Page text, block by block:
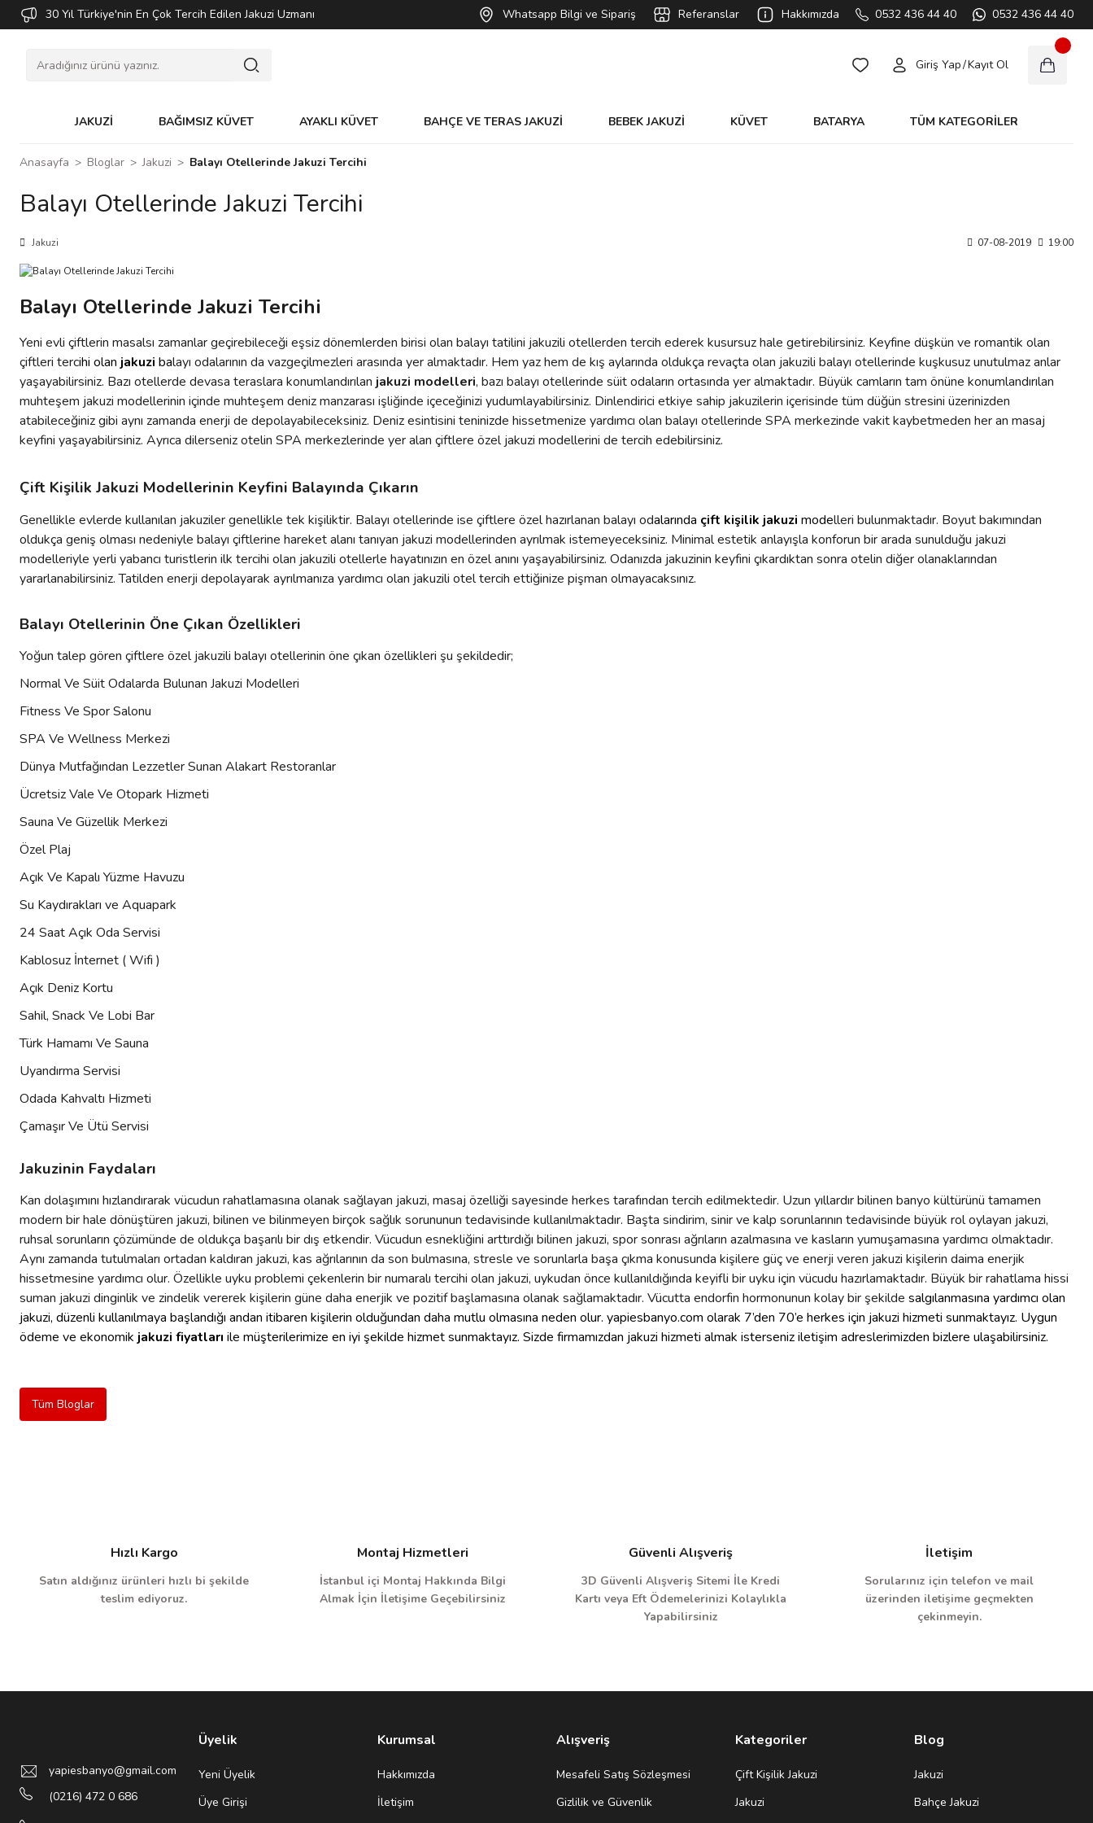
30 Yıl Türkiye'nin En Çok Tercih Edilen Jakuzi Uzmanı Whatsapp Bilgi ve Sipariş Referanslar Hakkımızda 0532 436 44 40 0532 436 44 40
Giriş Yap/Kayıt Ol
JAKUZİ BAĞIMSIZ KÜVET AYAKLI KÜVET BAHÇE VE TERAS JAKUZİ BEBEK JAKUZİ KÜVET BATARYA TÜM KATEGORİLER
Anasayfa Bloglar Jakuzi Balayı Otellerinde Jakuzi Tercihi
Balayı Otellerinde Jakuzi Tercihi
Jakuzi 07-08-2019 19:00
Balayı Otellerinde Jakuzi Tercihi
Yeni evli çiftlerin masalsı zamanlar geçirebileceği eşsiz dönemlerden birisi olan balayı tatilini jakuzili otellerden tercih ederek kusursuz hale getirebilirsiniz. Keyfine düşkün ve romantik olan
çiftleri tercihi olan jakuzi balayı odalarının da vazgeçilmezleri arasında yer almaktadır. Hem yaz hem de kış aylarında oldukça revaçta olan jakuzili balayı otellerinde kuşkusuz unutulmaz anlar
yaşayabilirsiniz. Bazı otellerde devasa teraslara konumlandırılan jakuzi modelleri, bazı balayı otellerinde süit odaların ortasında yer almaktadır. Büyük camların tam önüne konumlandırılan
muhteşem jakuzi modellerinin içinde muhteşem deniz manzarası işliğinde içeceğinizi yudumlayabilirsiniz. Dinlendirici etkiye sahip jakuzilerin içerisinde tüm düğün stresini üzerinizden
atabileceğiniz gibi aynı zamanda enerji de depolayabileceksiniz. Deniz esintisini teninizde hissetmenize yardımcı olan balayı otellerinde SPA merkezinde vakit kaybetmeden her an masaj
keyfini yaşayabilirsiniz. Ayrıca dilerseniz otelin SPA merkezlerinde yer alan çiftlere özel jakuzi modellerini de tercih edebilirsiniz.
Çift Kişilik Jakuzi Modellerinin Keyfini Balayında Çıkarın
Genellikle evlerde kullanılan jakuziler genellikle tek kişiliktir. Balayı otellerinde ise çiftlere özel hazırlanan balayı odalarında çift kişilik jakuzi modelleri bulunmaktadır. Boyut bakımından
oldukça geniş olması nedeniyle balayı çiftlerine hareket alanı tanıyan jakuzi modellerinden ayrılmak istemeyeceksiniz. Minimal estetik anlayışla konforun bir arada sunulduğu jakuzi
modelleriyle yerli yabancı turistlerin ilk tercihi olan jakuzili otellerle hayatınızın en özel anını yaşayabilirsiniz. Odanızda jakuzinin keyfini çıkardıktan sonra otelin diğer olanaklarından
yararlanabilirsiniz. Tatilden enerji depolayarak ayrılmanıza yardımcı olan jakuzili otel tercih ettiğinize pişman olmayacaksınız.
Balayı Otellerinin Öne Çıkan Özellikleri
Yoğun talep gören çiftlere özel jakuzili balayı otellerinin öne çıkan özellikleri şu şekildedir;
Normal Ve Süit Odalarda Bulunan Jakuzi Modelleri
Fitness Ve Spor Salonu
SPA Ve Wellness Merkezi
Dünya Mutfağından Lezzetler Sunan Alakart Restoranlar
Ücretsiz Vale Ve Otopark Hizmeti
Sauna Ve Güzellik Merkezi
Özel Plaj
Açık Ve Kapalı Yüzme Havuzu
Su Kaydırakları ve Aquapark
24 Saat Açık Oda Servisi
Kablosuz İnternet ( Wifi )
Açık Deniz Kortu
Sahil, Snack Ve Lobi Bar
Türk Hamamı Ve Sauna
Uyandırma Servisi
Odada Kahvaltı Hizmeti
Çamaşır Ve Ütü Servisi
Jakuzinin Faydaları
Kan dolaşımını hızlandırarak vücudun rahatlamasına olanak sağlayan jakuzi, masaj özelliği sayesinde herkes tarafından tercih edilmektedir. Uzun yıllardır bilinen banyo kültürünü tamamen
modern bir hale dönüştüren jakuzi, bilinen ve bilinmeyen birçok sağlık sorununun tedavisinde kullanılmaktadır. Başta sindirim, sinir ve kalp sorunlarının tedavisinde büyük rol oylayan jakuzi,
ruhsal sorunların çözümünde de oldukça başarılı bir dış etkendir. Vücudun esnekliğini arttırdığı bilinen jakuzi, spor sonrası ağrıların azalmasına ve kasların yumuşamasına yardımcı olmaktadır.
Aynı zamanda tutulmaları ortadan kaldıran jakuzi, kas ağrılarının da son bulmasına, stresle ve sorunlarla başa çıkma konusunda kişilere güç ve enerji veren jakuzi kişilerin daima enerjik
hissetmesine yardımcı olur. Özellikle uyku problemi çekenlerin bir numaralı tercihi olan jakuzi, uykudan önce kullanıldığında keyifli bir uyku için vücudu hazırlamaktadır. Büyük bir rahatlama hissi
suman jakuzi dinginlik ve zindelik vererek kişilerin güne daha enerjik ve pozitif başlamasına olanak sağlamaktadır. Vücutta endorfin hormonunun kolay bir şekilde salgılanmasına yardımcı olan
jakuzi, düzenli kullanılmaya başlandığı andan itibaren kişilerin olduğundan daha mutlu olmasına neden olur. yapiesbanyo.com olarak 7’den 70’e herkes için jakuzi hizmeti sunmaktayız. Uygun
ödeme ve ekonomik jakuzi fiyatları ile müşterilerimize en iyi şekilde hizmet sunmaktayız. Sizde firmamızdan jakuzi hizmeti almak isterseniz iletişim adreslerimizden bizlere ulaşabilirsiniz.
Tüm Bloglar
Hızlı Kargo
Satın aldığınız ürünleri hızlı bi şekilde
teslim ediyoruz.
Montaj Hizmetleri
İstanbul içi Montaj Hakkında Bilgi
Almak İçin İletişime Geçebilirsiniz
Güvenli Alışveriş
3D Güvenli Alışveriş Sitemi İle Kredi
Kartı veya Eft Ödemelerinizi Kolaylıkla
Yapabilirsiniz
İletişim
Sorularınız için telefon ve mail
üzerinden iletişime geçmekten
çekinmeyin.
yapiesbanyo@gmail.com
(0216) 472 0 686
Üyelik
Yeni Üyelik
Üye Girişi
Kurumsal
Hakkımızda
İletişim
Alışveriş
Mesafeli Satış Sözleşmesi
Gizlilik ve Güvenlik
Kategoriler
Çift Kişilik Jakuzi
Jakuzi
Blog
Jakuzi
Bahçe Jakuzi